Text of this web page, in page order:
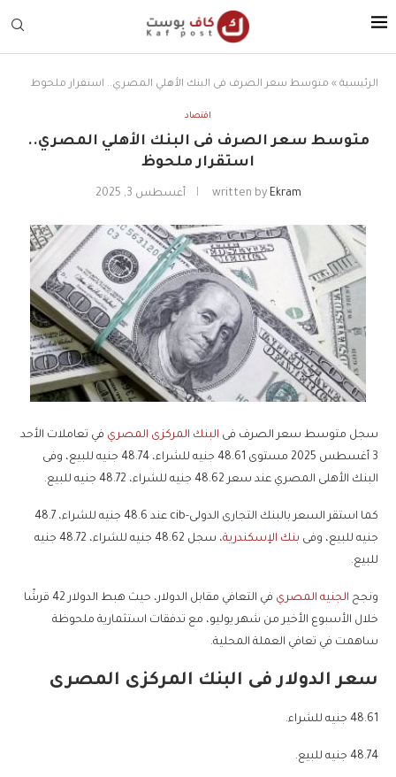
الرئيسية » متوسط سعر الصرف فى البنك الأهلي المصري.. استقرار ملحوظ
اقتصاد
متوسط سعر الصرف فى البنك الأهلي المصري..
استقرار ملحوظ
written by Ekram أغسطس 3, 2025
سجل متوسط سعر الصرف فى البنك المركزى المصري في تعاملات الأحد
3 أغسطس 2025 مستوى 48.61 جنيه للشراء، 48.74 جنيه للبيع، وفى
البنك الأهلى المصري عند سعر 48.62 جنيه للشراء، 48.72 جنيه للبيع.
كما استقر السعر بالبنك التجارى الدولى-cib عند 48.6 جنيه للشراء، 48.7
جنيه للبيع، وفى بنك الإسكندرية
، سجل 48.62 جنيه للشراء، 48.72 جنيه
للبيع.
ونجح الجنيه المصري
في التعافي مقابل الدولار، حيث هبط الدولار 42 قرشًا
خلال الأسبوع الأخير من شهر يوليو، مع تدفقات استثمارية ملحوظة
ساهمت في تعافي العملة المحلية.
سعر الدولار فى البنك المركزى المصرى
48.61 جنيه للشراء.
48.74 جنيه للبيع.